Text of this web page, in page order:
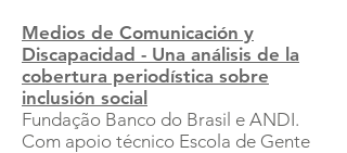
Medios de Comunicación y
Discapacidad - Una análisis de la
cobertura periodística sobre
inclusión social​
Fundação Banco do Brasil e ANDI.
Com apoio técnico Escola de Gente